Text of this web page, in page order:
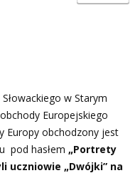
w Starym
Europejskiego
Europy obchodzony jest
pod hasłem „Portrety
uczniowie „Dwójki” na